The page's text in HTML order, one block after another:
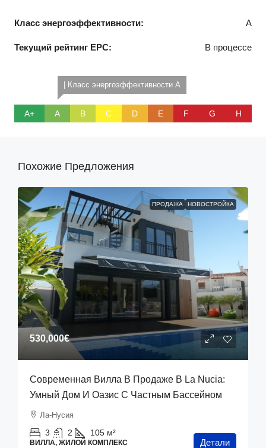
Класс энергоэффективности: A
Текущий рейтинг EPC: В процессе
A+
| Класс энергоэффективности A
A B C D E F G H
Похожие Предложения
ПРОДАЖА НОВОСТРОЙКА
530,000€
Современная Вилла В Продаже В La Nucia:
Умный Дом И Оазис С Частным Бассейном
Ла-Нусия
3 2 105 м²
ВИЛЛА, ЖИЛОЙ КОМПЛЕКС Детали